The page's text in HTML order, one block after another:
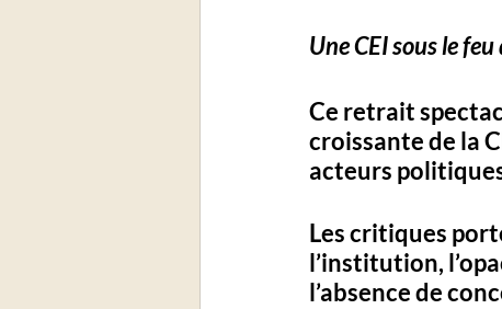
Une CEI sous le
Ce retrait
croissante de la
acteurs
Les critiques
l’institution,
l’absence de